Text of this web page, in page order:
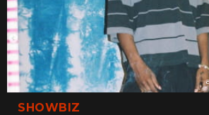
SHOWBIZ